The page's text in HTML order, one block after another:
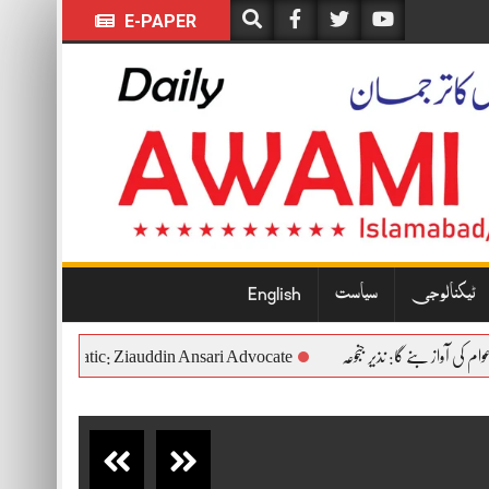
E-PAPER
ٹیکنالوجی سیاست English
and Democratic: Ziauddin Ansari Advocate